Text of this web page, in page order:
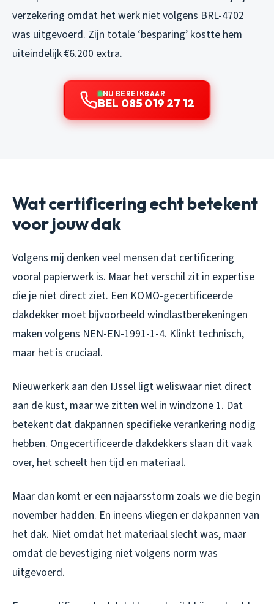
verzekering omdat het werk niet volgens BRL-4702
was uitgevoerd. Zijn totale ‘besparing’ kostte hem
uiteindelijk €6.200 extra.
NU BEREIKBAAR
BEL 085 019 27 12
Wat certificering echt betekent
voor jouw dak
Volgens mij denken veel mensen dat certificering
vooral papierwerk is. Maar het verschil zit in expertise
die je niet direct ziet. Een KOMO-gecertificeerde
dakdekker moet bijvoorbeeld windlastberekeningen
maken volgens NEN-EN-1991-1-4. Klinkt technisch,
maar het is cruciaal.
Nieuwerkerk aan den IJssel ligt weliswaar niet direct
aan de kust, maar we zitten wel in windzone 1. Dat
betekent dat dakpannen specifieke verankering nodig
hebben. Ongecertificeerde dakdekkers slaan dit vaak
over, het scheelt hen tijd en materiaal.
Maar dan komt er een najaarsstorm zoals we die begin
november hadden. En ineens vliegen er dakpannen van
het dak. Niet omdat het materiaal slecht was, maar
omdat de bevestiging niet volgens norm was
uitgevoerd.